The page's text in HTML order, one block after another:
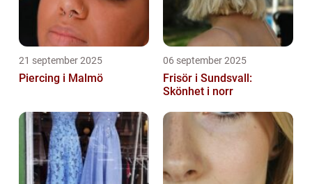
21 september 2025
Piercing i Malmö
06 september 2025
Frisör i Sundsvall:
Skönhet i norr